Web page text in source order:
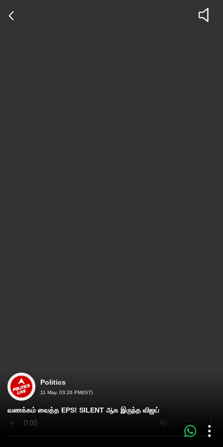
Politics
11 May, 03:26 PM(IST)
வணக்கம் வைத்த EPS! SILENT ஆக இருந்த விஜய்